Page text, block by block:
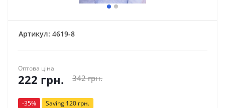
Артикул: 4619-8
Оптова ціна
222 грн. 342грн.
-35% Saving 120 грн.